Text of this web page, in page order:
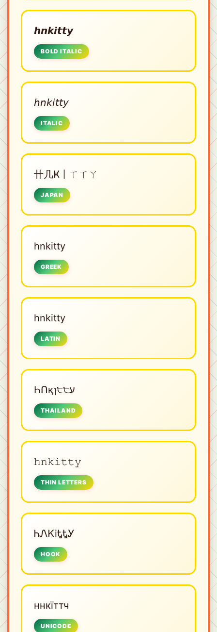
𝙝𝙣𝙠𝙞𝙩𝙩𝙮
BOLD ITALIC
𝘩𝘯𝘬𝘪𝘵𝘵𝘺
ITALIC
卄几Ҝ丨ㄒㄒㄚ
JAPAN
hnkitty
GREEK
hnkitty
LATIN
ҺՈқɿ੮੮ע
THAILAND
𝚑𝚗𝚔𝚒𝚝𝚝𝚢
THIN LETTERS
ᏂᏁᏦiᎿᎿᎩ
HOOK
ннкїттч
UNICODE